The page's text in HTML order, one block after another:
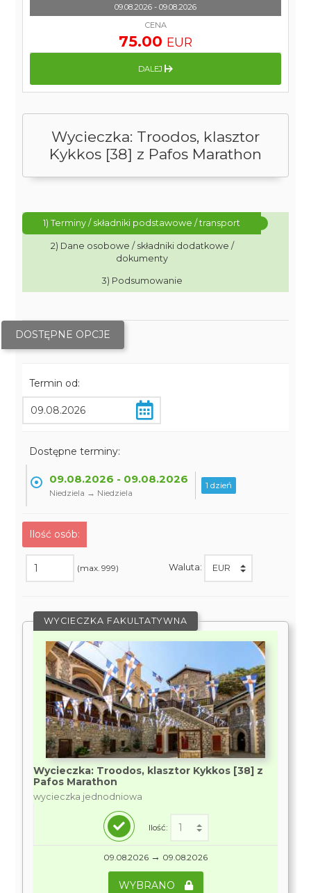
Wycieczka: Troodos, klasztor
Kykkos [38] z Pafos Marathon
1) Terminy / składniki podstawowe / transport
2) Dane osobowe / składniki dodatkowe /
dokumenty
3) Podsumowanie
DOSTĘPNE OPCJE
Termin od:
Dostępne terminy:
09.08.2026 - 09.08.2026
Niedziela → Niedziela
1 dzień
Ilość osób:
(max. 999) Waluta:
WYCIECZKA FAKULTATYWNA
Wycieczka: Troodos, klasztor Kykkos [38] z
Pafos Marathon
wycieczka jednodniowa
Ilość:
09.08.2026 → 09.08.2026
WYBRANO
09.08.2026 - 09.08.2026
CENA
75.00 EUR
DALEJ